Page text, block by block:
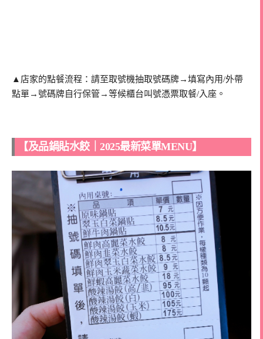
▲店家的點餐流程：請至取號機抽取號碼牌→填寫內用/外帶
點單→號碼牌自行保管→等候櫃台叫號憑票取餐/入座。
【及品鍋貼水餃｜2025最新菜單MENU】